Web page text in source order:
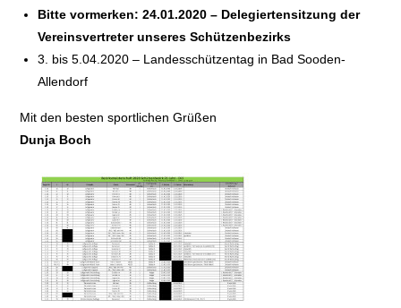
Bitte vormerken: 24.01.2020 – Delegiertensitzung der
Vereinsvertreter unseres Schützenbezirks
3. bis 5.04.2020 – Landesschützentag in Bad Sooden-
Allendorf
Mit den besten sportlichen Grüßen
Dunja Boch